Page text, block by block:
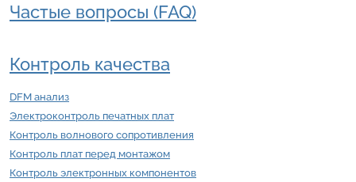
Частые вопросы (FAQ)
Контроль качества
DFM анализ
Электроконтроль печатных плат
Контроль волнового сопротивления
Контроль плат перед монтажом
Контроль электронных компонентов